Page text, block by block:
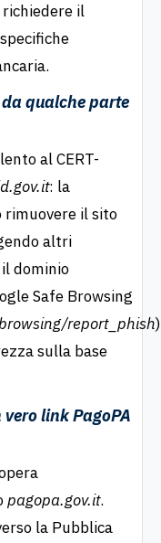
il
qualche parte
al CERT-
: la
rimuovere il sito
altri
dominio
Safe Browsing
report_phish
sulla base
link PagoPA
pagopa.gov.it.
la Pubblica